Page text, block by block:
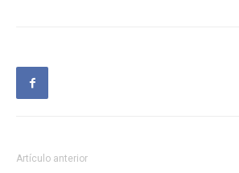
Artículo anterior